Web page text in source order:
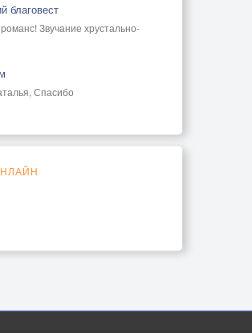
благовест
Звучание хрустально-
Спасибо